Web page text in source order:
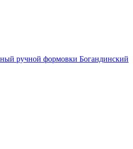
ручной формовки Богандинский